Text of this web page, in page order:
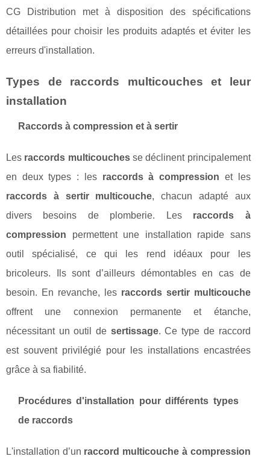
CG Distribution met à disposition des spécifications
détaillées pour choisir les produits adaptés et éviter les
erreurs d'installation.
Types de raccords multicouches et leur
installation
Raccords à compression et à sertir
Les raccords multicouchesse déclinent principalement
en deux types : les raccords à compression et les
raccords à sertir multicouche, chacun adapté aux
divers besoins de plomberie. Les raccords à
compression permettent une installation rapide sans
outil spécialisé, ce qui les rend idéaux pour les
bricoleurs. Ils sont d’ailleurs démontables en cas de
besoin. En revanche, les raccords sertir multicouche
offrent une connexion permanente et étanche,
nécessitant un outil de sertissage. Ce type de raccord
est souvent privilégié pour les installations encastrées
grâce à sa fiabilité.
Procédures d'installation pour différents types
de raccords
L'installation d’un raccord multicouche à compression